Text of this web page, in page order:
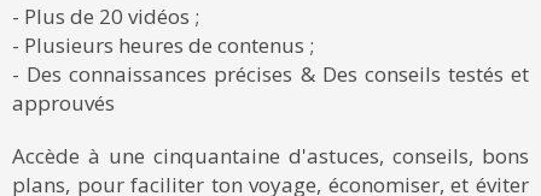
- Plus de 20 vidéos ;
- Plusieurs heures de contenus ;
- Des connaissances précises & Des conseils testés et
approuvés
Accède à une cinquantaine d'astuces, conseils, bons
plans, pour faciliter ton voyage, économiser, et éviter